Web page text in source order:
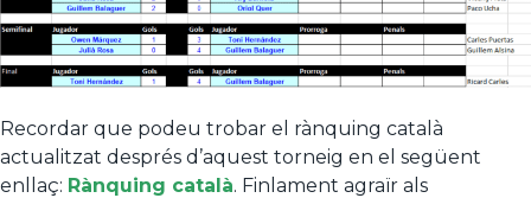
Recordar que podeu trobar el rànquing català
actualitzat després d’aquest torneig en el següent
enllaç: Rànquing català. Finlament agraïr als